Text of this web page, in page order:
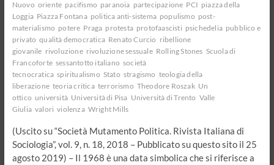
Nuovo oriente pacifismo paranoia partecipazione PCI piazza della
Loggia Piazza Fontana politica anti-sistema populismo post-
materialismo potere Praga protesta protofaascisti psichedelia pubblico e
privato qualità democratica Renato Curcio ribellione
giovanile rivoluzione rivoluzione sessuale Rolling Stones Scuola di
Francoforte sessantotto italiano società
tecnocratica spiritualismo Stato stragismo teologia della
liberazione teoria critica terrorismo Theodore Roszak Un
ottico università Università di Pisa Università di Trento Valle
Giulia valori violenza Wright Mills
(Uscito su “Società Mutamento Politica. Rivista Italiana di
Sociologia”, vol. 9, n. 18, 2018 – Pubblicato su questo sito il 25
agosto 2019) – Il 1968 è una data simbolica che si riferisce a